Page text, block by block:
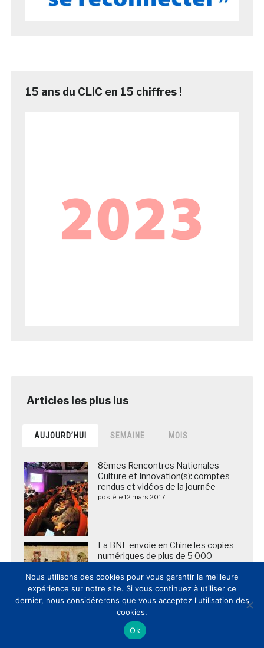
15 ans du CLIC en 15 chiffres !
AUJOURD’HUI SEMAINE MOIS
8èmes Rencontres Nationales
Culture et Innovation(s): comptes-
rendus et vidéos de la journée
posté le 12 mars 2017
La BNF envoie en Chine les copies
numériques de plus de 5 000
Dunhuang
posté le 25 mars 2018
DOSSIER / Les lieux de patrimoine
français publient et commentent
Nous utilisons des cookies pour vous garantir la meilleure
expérience sur notre site. Si vous continuez à utiliser ce
dernier, nous considérerons que vous acceptez l'utilisation des
cookies.
Ok